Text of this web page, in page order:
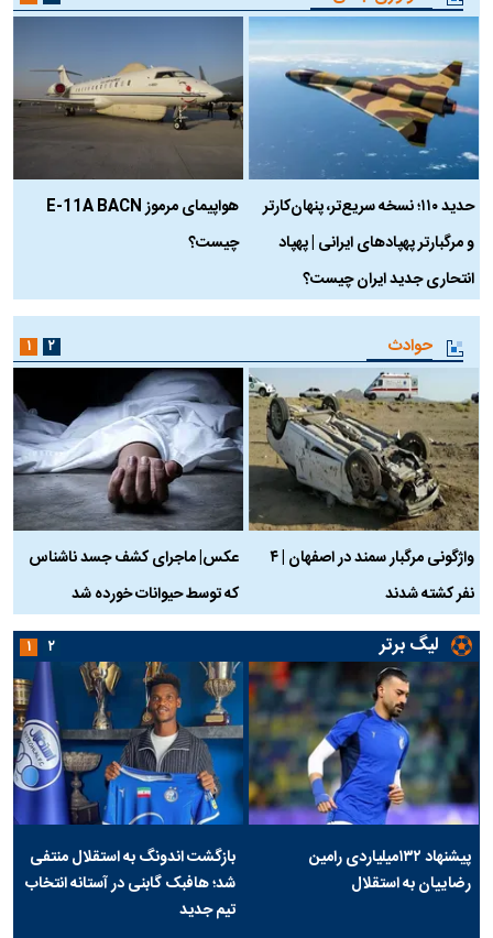
حدید ۱۱۰؛ نسخه سریع‌تر، پنهان‌کارتر
و مرگبارتر پهپادهای ایرانی | پهپاد
انتحاری جدید ایران چیست؟
هواپیمای مرموز E-11A BACN
چیست؟
حوادث
واژگونی مرگبار سمند در اصفهان | ۴
نفر کشته شدند
عکس| ماجرای کشف جسد ناشناس
که توسط حیوانات خورده شد
۱ ۲
لیگ برتر
پیشنهاد ۱۳۲میلیاردی رامین
رضاییان به استقلال
بازگشت اندونگ به استقلال منتفی
شد؛ هافبک گابنی در آستانه انتخاب
تیم جدید
۱ ۲